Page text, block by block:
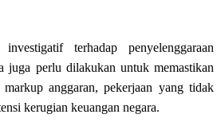
terhadap penyelenggaraan
juga perlu dilakukan untuk memastikan
anggaran, pekerjaan yang tidak
kerugian keuangan negara.